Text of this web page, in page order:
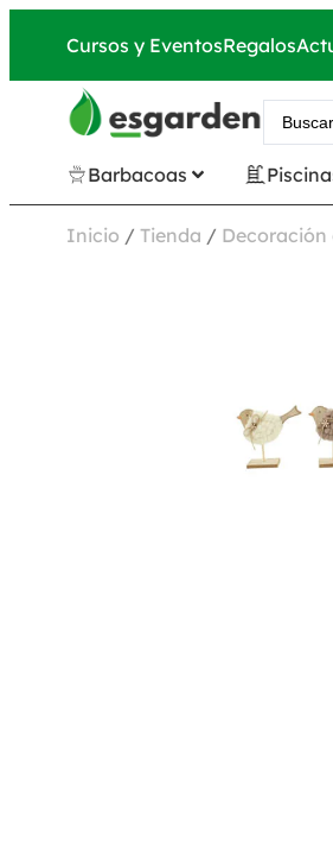
Cursos y EventosRegalos
Barbacoas
Inicio / Tienda / Decoración